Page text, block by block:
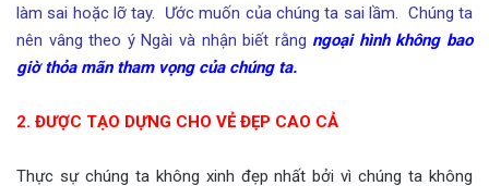
làm sai hoặc lỡ tay. Ước muốn của chúng ta sai lầm. Chúng ta
nên vâng theo ý Ngài và nhận biết rằng ngoại hình không bao
giờ thỏa mãn tham vọng của chúng ta.
2. ĐƯỢC TẠO DỰNG CHO VẺ ĐẸP CAO CẢ
Thực sự chúng ta không xinh đẹp nhất bởi vì chúng ta không